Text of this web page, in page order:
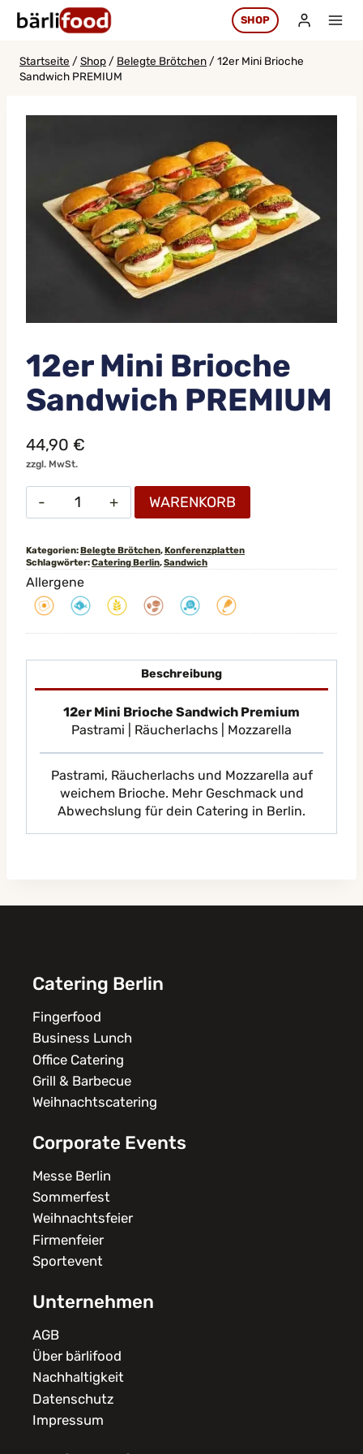
Inhalt
SHOP
Startseite / Shop / Belegte Brötchen / 12er Mini Brioche
Sandwich PREMIUM
12er Mini Brioche
Sandwich PREMIUM
44,90 €
zzgl. MwSt.
12er
Mini
Sandwich
PREMIUM
Menge
WARENKORB
Kategorien:Belegte Brötchen,Konferenzplatten
Schlagwörter:Catering Berlin,Sandwich
Allergene
Beschreibung
12er Mini Brioche Sandwich Premium
Pastrami | Räucherlachs | Mozzarella
Pastrami, Räucherlachs und Mozzarella auf
weichem Brioche. Mehr Geschmack und
Abwechslung für dein Catering in Berlin.
Catering Berlin
Fingerfood
Business Lunch
Office Catering
Grill & Barbecue
Weihnachtscatering
Corporate Events
Messe Berlin
Sommerfest
Weihnachtsfeier
Firmenfeier
Sportevent
Unternehmen
AGB
Über bärlifood
Nachhaltigkeit
Datenschutz
Impressum